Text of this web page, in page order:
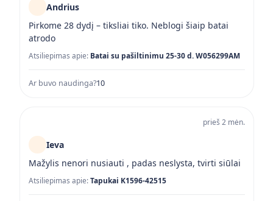
Andrius
Pirkome 28 dydį – tiksliai tiko. Neblogi šiaip batai
atrodo
Atsiliepimas apie: Batai su pašiltinimu 25-30 d. W056299AM
Ar buvo naudinga?10
prieš 2 mėn.
Ieva
Mažylis nenori nusiauti , padas neslysta, tvirti siūlai
Atsiliepimas apie:Tapukai K1596-42515